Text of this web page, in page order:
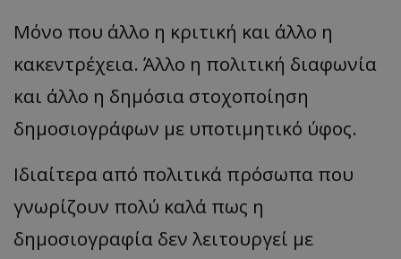
Μόνο που άλλο η κριτική και άλλο η
κακεντρέχεια. Άλλο η πολιτική διαφωνία
και άλλο η δημόσια στοχοποίηση
δημοσιογράφων με υποτιμητικό ύφος.
Ιδιαίτερα από πολιτικά πρόσωπα που
γνωρίζουν πολύ καλά πως η
δημοσιογραφία δεν λειτουργεί με